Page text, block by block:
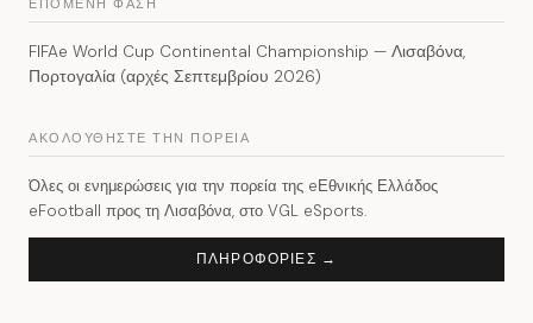
ΕΠΟΜΕΝΗ ΦΑΣΗ
FIFAe World Cup Continental Championship — Λισαβόνα,
Πορτογαλία (αρχές Σεπτεμβρίου 2026)
ΑΚΟΛΟΥΘΗΣΤΕ ΤΗΝ ΠΟΡΕΙΑ
Όλες οι ενημερώσεις για την πορεία της eΕθνικής Ελλάδος
eFootball προς τη Λισαβόνα, στο VGL eSports.
ΠΛΗΡΟΦΟΡΙΕΣ →